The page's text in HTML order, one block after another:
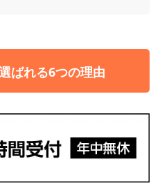
ばれる6つの理由